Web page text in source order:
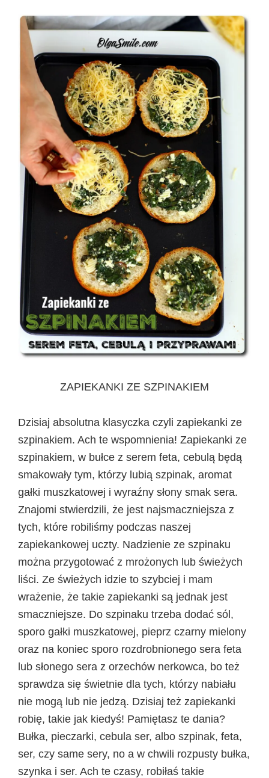
ZAPIEKANKI ZE SZPINAKIEM
Dzisiaj absolutna klasyczka czyli zapiekanki ze
szpinakiem. Ach te wspomnienia! Zapiekanki ze
szpinakiem, w bułce z serem feta, cebulą będą
smakowały tym, którzy lubią szpinak, aromat
gałki muszkatowej i wyraźny słony smak sera.
Znajomi stwierdzili, że jest najsmaczniejsza z
tych, które robiliśmy podczas naszej
zapiekankowej uczty. Nadzienie ze szpinaku
można przygotować z mrożonych lub świeżych
liści. Ze świeżych idzie to szybciej i mam
wrażenie, że takie zapiekanki są jednak jest
smaczniejsze. Do szpinaku trzeba dodać sól,
sporo gałki muszkatowej, pieprz czarny mielony
oraz na koniec sporo rozdrobnionego sera feta
lub słonego sera z orzechów nerkowca, bo też
sprawdza się świetnie dla tych, którzy nabiału
nie mogą lub nie jedzą. Dzisiaj też zapiekanki
robię, takie jak kiedyś! Pamiętasz te dania?
Bułka, pieczarki, cebula ser, albo szpinak, feta,
ser, czy same sery, no a w chwili rozpusty bułka,
szynka i ser. Ach te czasy, robiłaś takie